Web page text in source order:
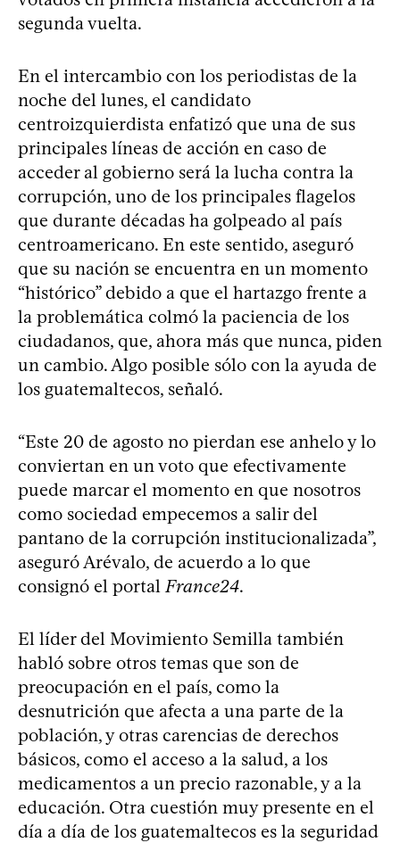
segunda vuelta.
En el intercambio con los periodistas de la
noche del lunes, el candidato
centroizquierdista enfatizó que una de sus
principales líneas de acción en caso de
acceder al gobierno será la lucha contra la
corrupción, uno de los principales flagelos
que durante décadas ha golpeado al país
centroamericano. En este sentido, aseguró
que su nación se encuentra en un momento
“histórico” debido a que el hartazgo frente a
la problemática colmó la paciencia de los
ciudadanos, que, ahora más que nunca, piden
un cambio. Algo posible sólo con la ayuda de
los guatemaltecos, señaló.
“Este 20 de agosto no pierdan ese anhelo y lo
conviertan en un voto que efectivamente
puede marcar el momento en que nosotros
como sociedad empecemos a salir del
pantano de la corrupción institucionalizada”,
aseguró Arévalo, de acuerdo a lo que
consignó el portal France24.
El líder del Movimiento Semilla también
habló sobre otros temas que son de
preocupación en el país, como la
desnutrición que afecta a una parte de la
población, y otras carencias de derechos
básicos, como el acceso a la salud, a los
medicamentos a un precio razonable, y a la
educación. Otra cuestión muy presente en el
día a día de los guatemaltecos es la seguridad